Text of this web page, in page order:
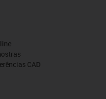
CAD